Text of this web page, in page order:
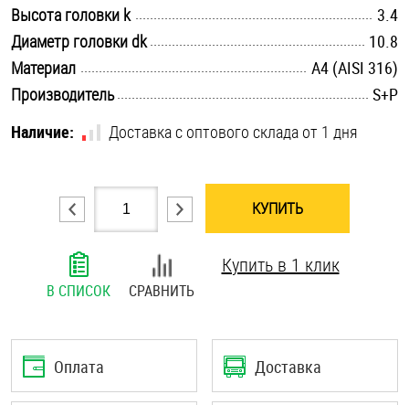
Шпильки
Шплинты
Штифты и пальцы
Высота головки k
3.4
Диаметр головки dk
10.8
Материал
A4 (AISI 316)
Производитель
S+P
Наличие:
Доставка с оптового склада от 1 дня
КУПИТЬ
В СПИСОК СРАВНИТЬ
Купить в 1 клик
Оплата Доставка